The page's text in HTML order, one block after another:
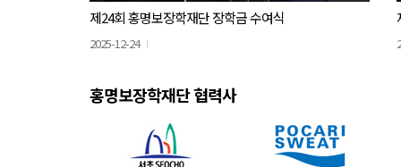
제24회 홍명보장학재단 장학금 수여식
2025-12-24
홍명보장학재단 협력사